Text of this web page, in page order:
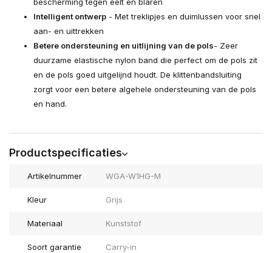
bescherming tegen eelt en blaren
Intelligent ontwerp - Met treklipjes en duimlussen voor snel
aan- en uittrekken
Betere ondersteuning en uitlijning van de pols- Zeer
duurzame elastische nylon band die perfect om de pols zit
en de pols goed uitgelijnd houdt. De klittenbandsluiting
zorgt voor een betere algehele ondersteuning van de pols
en hand.
Productspecificaties
Artikelnummer WGA-W1HG-M
Kleur Grijs
Materiaal Kunststof
Soort garantie Carry-in